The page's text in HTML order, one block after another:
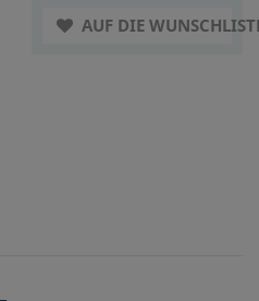
AUF DIE